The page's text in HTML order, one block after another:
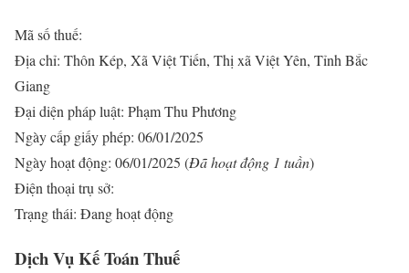
Mã số thuế:
Địa chỉ: Thôn Kép, Xã Việt Tiến, Thị xã Việt Yên, Tỉnh Bắc
Giang
Đại diện pháp luật: Phạm Thu Phương
Ngày cấp giấy phép: 06/01/2025
Ngày hoạt động: 06/01/2025 (Đã hoạt động 1 tuần)
Điện thoại trụ sở:
Trạng thái: Đang hoạt động
Dịch Vụ Kế Toán Thuế